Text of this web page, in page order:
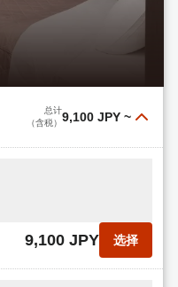
总计
（含税） 9,100 JPY ~
9,100 JPY 选择